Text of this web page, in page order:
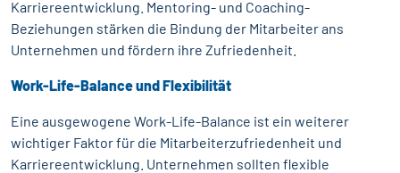
Karriereentwicklung. Mentoring- und Coaching-
Beziehungen stärken die Bindung der Mitarbeiter ans
Unternehmen und fördern ihre Zufriedenheit.
Work-Life-Balance und Flexibilität
Eine ausgewogene Work-Life-Balance ist ein weiterer
wichtiger Faktor für die Mitarbeiterzufriedenheit und
Karriereentwicklung. Unternehmen sollten flexible